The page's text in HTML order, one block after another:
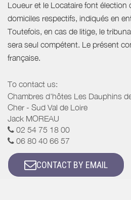
Loueur et le Locataire font élection
domiciles respectifs, indiqués en
Toutefois, en cas de litige, le
sera seul compétent. Le présent
française.
To contact us:
Chambres d'hôtes Les Dauphins
Cher - Sud Val de Loire
Jack MOREAU
02 54 75 18 00
06 80 40 66 57
CONTACT BY EMAIL